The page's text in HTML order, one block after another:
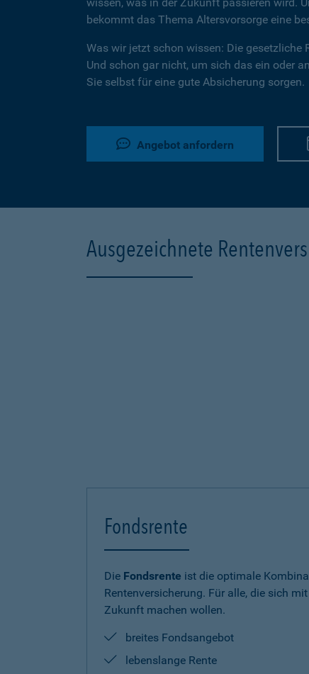
bekommt das Thema Altersvorsorge eine
Was wir jetzt schon wissen: Die gesetzliche
Und schon gar nicht, um sich das ein oder
Sie selbst für eine gute Absicherung sorgen.
Angebot anfordern
Ausgezeichnete
Fondsrente
Die Fondsrente ist die optimale
Rentenversicherung. Für alle, die sich
Zukunft machen wollen.
breites Fondsangebot
lebenslange Rente